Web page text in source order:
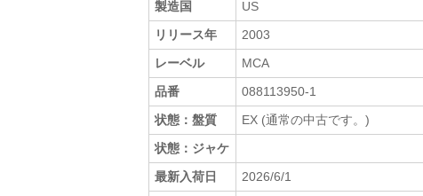
製造国
US
リリース年
2003
レーベル
MCA
品番
088113950-1
状態：盤質
EX (通常の中古です。)
状態：ジャケ
最新入荷日
2026/6/1